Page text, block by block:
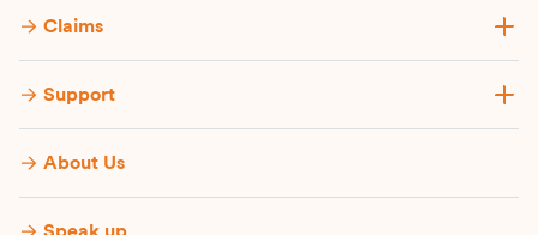
Claims
Support
About Us
Speak up